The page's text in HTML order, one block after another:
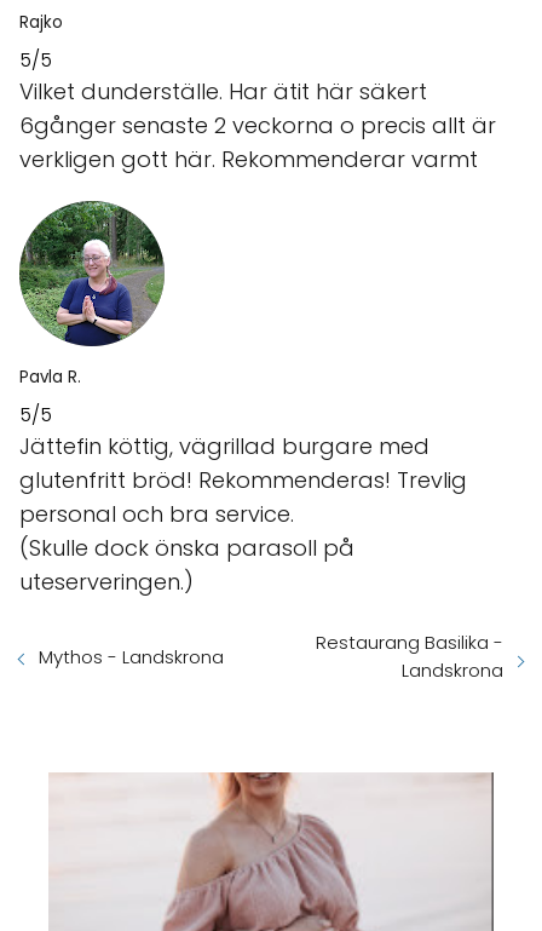
Rajko
5/5
Vilket dunderställe. Har ätit här säkert
6gånger senaste 2 veckorna o precis allt är
verkligen gott här. Rekommenderar varmt
Pavla R.
5/5
Jättefin köttig, vägrillad burgare med
glutenfritt bröd! Rekommenderas! Trevlig
personal och bra service.
(Skulle dock önska parasoll på
uteserveringen.)
Mythos - Landskrona
Restaurang Basilika -
Landskrona